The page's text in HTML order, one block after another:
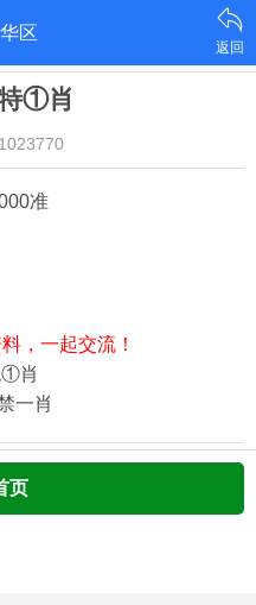
区
返回
①肖
1023770
准
，一起交流！
①肖
一肖
页